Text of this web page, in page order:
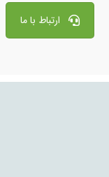
ارتباط با ما